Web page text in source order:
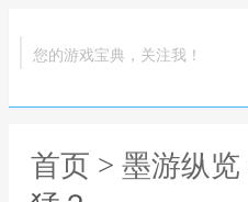
您的游戏宝典，关注我！
首页 > 墨游纵览